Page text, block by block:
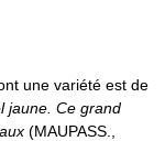
une variété est de
jaune. Ce grand
(MAUPASS.,